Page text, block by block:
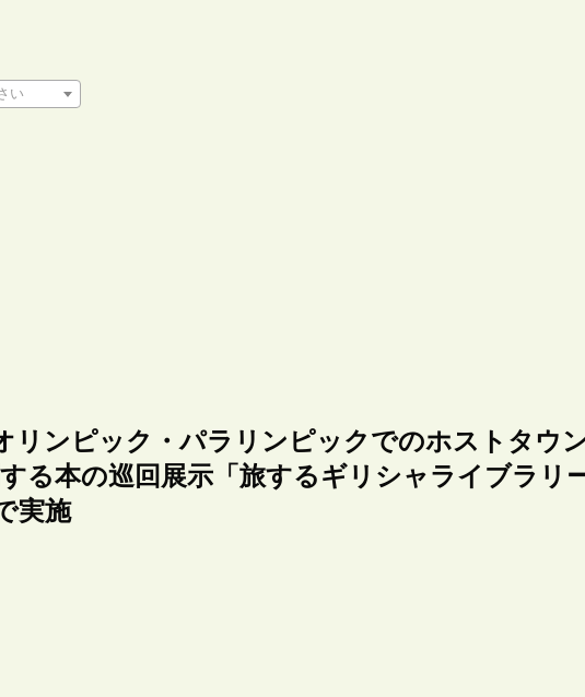
い
リンピック・パラリンピックでのホストタウ
る本の巡回展示「旅するギリシャライブラリー
実施